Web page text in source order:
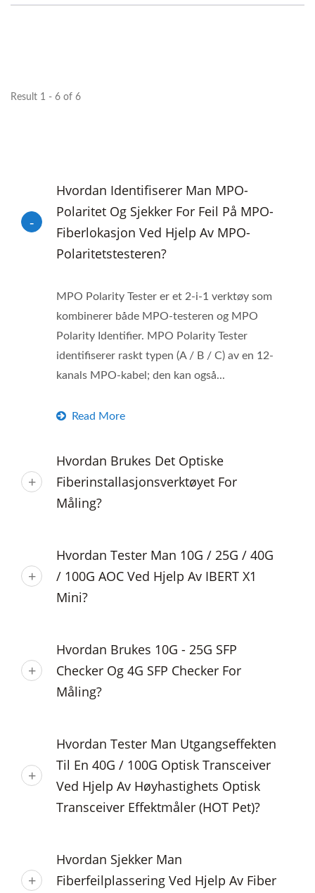
Result 1 - 6 of 6
Hvordan Identifiserer Man MPO-
Polaritet Og Sjekker For Feil På MPO-
Fiberlokasjon Ved Hjelp Av MPO-
Polaritetstesteren?
MPO Polarity Tester er et 2-i-1 verktøy som
kombinerer både MPO-testeren og MPO
Polarity Identifier. MPO Polarity Tester
identifiserer raskt typen (A / B / C) av en 12-
kanals MPO-kabel; den kan også...
Read More
Hvordan Brukes Det Optiske
Fiberinstallasjonsverktøyet For
Måling?
Hvordan Tester Man 10G / 25G / 40G
/ 100G AOC Ved Hjelp Av IBERT X1
Mini?
Hvordan Brukes 10G - 25G SFP
Checker Og 4G SFP Checker For
Måling?
Hvordan Tester Man Utgangseffekten
Til En 40G / 100G Optisk Transceiver
Ved Hjelp Av Høyhastighets Optisk
Transceiver Effektmåler (HOT Pet)?
Hvordan Sjekker Man
Fiberfeilplassering Ved Hjelp Av Fiber